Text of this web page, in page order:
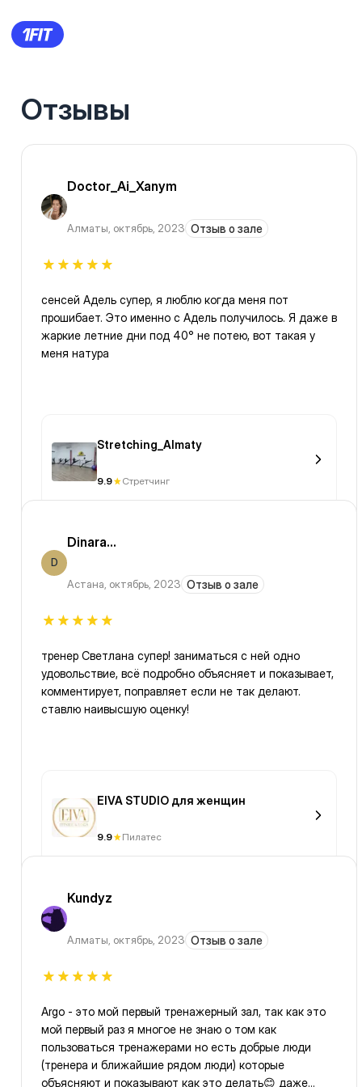
Отзывы
Doctor_Ai_Xanym
Алматы, октябрь, 2023 Отзыв о зале
сенсей Адель супер, я люблю когда меня пот
прошибает. Это именно с Адель получилось. Я даже в
жаркие летние дни под 40° не потею, вот такая у
меня натура
Stretching_Almaty
9.9 Стретчинг
D
Dinara...
Астана, октябрь, 2023 Отзыв о зале
тренер Светлана супер! заниматься с ней одно
удовольствие, всё подробно объясняет и показывает,
комментирует, поправляет если не так делают.
ставлю наивысшую оценку!
EIVA STUDIO для женщин
9.9 Пилатес
Kundyz
Алматы, октябрь, 2023 Отзыв о зале
Argo - это мой первый тренажерный зал, так как это
мой первый раз я многое не знаю о том как
пользоваться тренажерами но есть добрые люди
(тренера и ближайшие рядом люди) которые
объясняют и показывают как это делать😊 даже